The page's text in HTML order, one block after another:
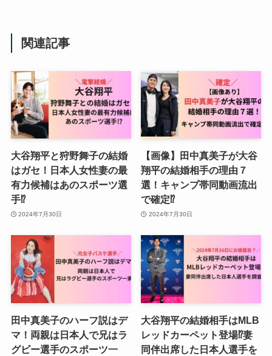
関連記事
大谷翔平と狩野舞子の結婚
はガセ！日本人女性妻の最
有力候補はあのスポーツ選
手⁉︎
2024年7月30日
【画像】田中真美子が大谷
翔平の結婚相手の理由７
選！キャンプ帯同動画流出
で確定⁉︎
2024年7月30日
田中真美子のハーフ説はデ
マ！両親は日本人で兄はラ
グビー選手のスポーツ一
大谷翔平の結婚相手はMLB
レッドカーペット登場⁉︎妻
同伴出席した日本人選手を